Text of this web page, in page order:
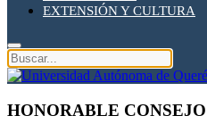
EXTENSIÓN Y CULTURA
HONORABLE